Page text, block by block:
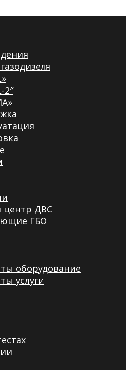
2″
центр ДВС
ГБО
оборудование
услуги